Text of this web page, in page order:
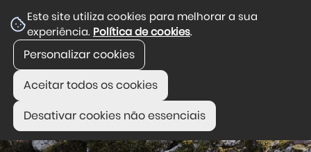
Este site utiliza cookies para melhorar a sua
experiência. Política de cookies.
Personalizar cookies
Aceitar todos os cookies
Desativar cookies não essenciais